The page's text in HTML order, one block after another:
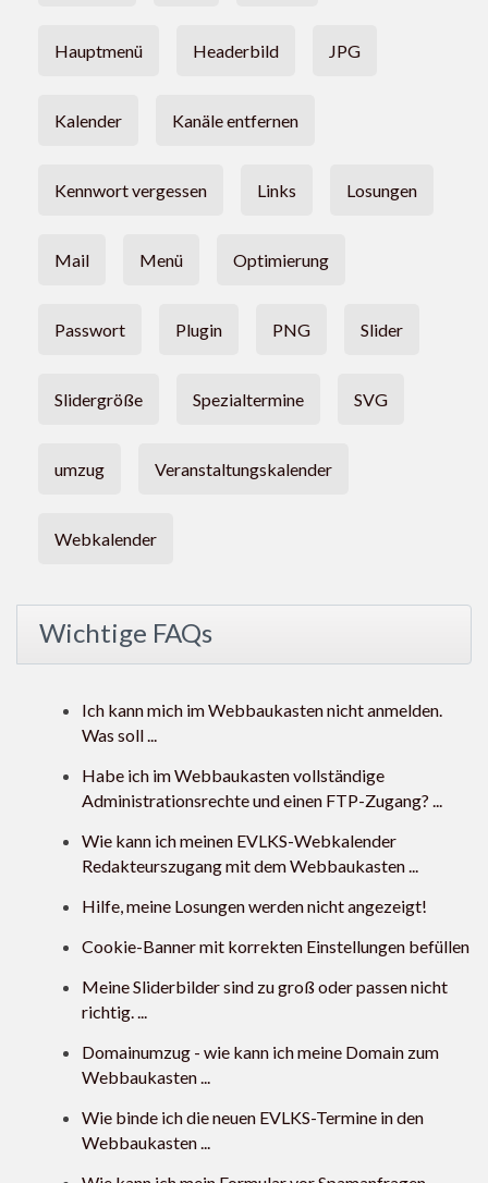
Hauptmenü Headerbild JPG
Kalender Kanäle entfernen
Kennwort vergessen Links Losungen
Mail Menü Optimierung
Passwort Plugin PNG Slider
Slidergröße Spezialtermine SVG
umzug Veranstaltungskalender
Webkalender
Wichtige FAQs
Ich kann mich im Webbaukasten nicht anmelden.
Was soll ...
Habe ich im Webbaukasten vollständige
Administrationsrechte und einen FTP-Zugang? ...
Wie kann ich meinen EVLKS-Webkalender
Redakteurszugang mit dem Webbaukasten ...
Hilfe, meine Losungen werden nicht angezeigt!
Cookie-Banner mit korrekten Einstellungen befüllen
Meine Sliderbilder sind zu groß oder passen nicht
richtig. ...
Domainumzug - wie kann ich meine Domain zum
Webbaukasten ...
Wie binde ich die neuen EVLKS-Termine in den
Webbaukasten ...